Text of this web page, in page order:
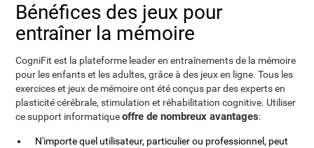
Bénéfices des jeux pour
entraîner la mémoire
CogniFit est la plateforme leader en entraînements de la mémoire
pour les enfants et les adultes, grâce à des jeux en ligne. Tous les
exercices et jeux de mémoire ont été conçus par des experts en
plasticité cérébrale, stimulation et réhabilitation cognitive. Utiliser
ce support informatiqueoffre de nombreux avantages:
N'importe quel utilisateur, particulier ou professionnel, peut